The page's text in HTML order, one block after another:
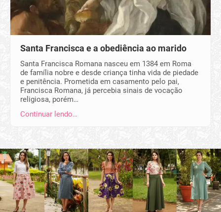
Santa Francisca e a obediência ao marido
Santa Francisca Romana nasceu em 1384 em Roma
de família nobre e desde criança tinha vida de piedade
e penitência. Prometida em casamento pelo pai,
Francisca Romana, já percebia sinais de vocação
religiosa, porém…
Continuar lendo…